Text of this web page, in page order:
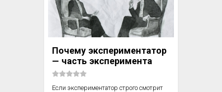
Оказывается, все наши мучительные
выборы — от бытовых до
экзистенциальных — подчиняются
Левин выделил три схемы конфликтов,
которые объясняют, почему мы
колеблемся между двумя хорошими
вариантами, бежим от ...
Почему экспериментатор
— часть эксперимента
Если экспериментатор строго смотрит